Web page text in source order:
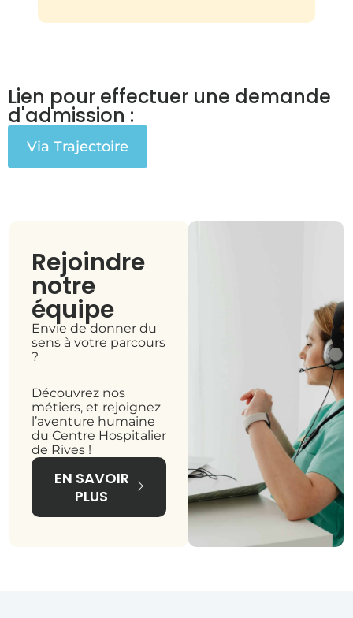
Lien pour effectuer une demande
d'admission :
Via Trajectoire
Rejoindre
notre
équipe
Envie de donner du
sens à votre parcours
?
Découvrez nos
métiers, et rejoignez
l’aventure humaine
du Centre Hospitalier
de Rives !
EN SAVOIR
PLUS